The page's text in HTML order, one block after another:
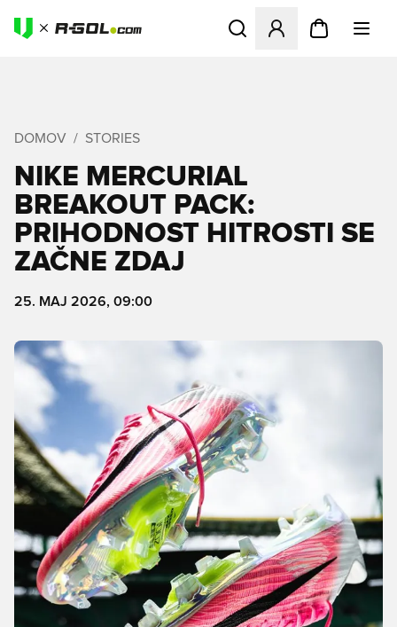
Odpre Modal za prijavo ali
DOMOV STORIES
NIKE MERCURIAL
BREAKOUT PACK:
PRIHODNOST HITROSTI SE
ZAČNE ZDAJ
25. MAJ 2026, 09:00